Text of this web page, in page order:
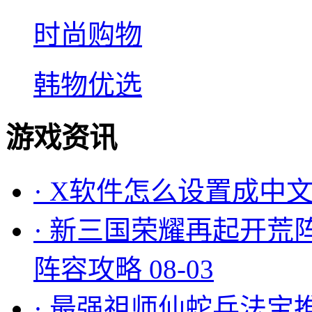
时尚购物
韩物优选
游戏资讯
· X软件怎么设置成中
· 新三国荣耀再起开荒
阵容攻略 08-03